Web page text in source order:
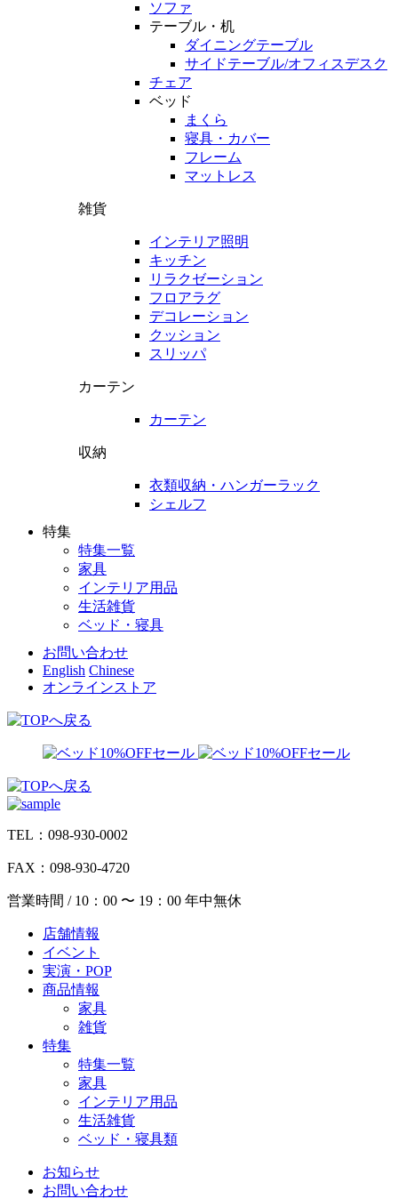
ソファ
テーブル・机
ダイニングテーブル
サイドテーブル/オフィスデスク
チェア
ベッド
まくら
寝具・カバー
フレーム
マットレス
雑貨
インテリア照明
キッチン
リラクゼーション
フロアラグ
デコレーション
クッション
スリッパ
カーテン
カーテン
収納
衣類収納・ハンガーラック
シェルフ
特集
特集一覧
家具
インテリア用品
生活雑貨
ベッド・寝具
お問い合わせ
English Chinese
オンラインストア
TEL：098-930-0002
FAX：098-930-4720
営業時間 / 10：00 〜 19：00 年中無休
店舗情報
イベント
実演・POP
商品情報
家具
雑貨
特集
特集一覧
家具
インテリア用品
生活雑貨
ベッド・寝具類
お知らせ
お問い合わせ